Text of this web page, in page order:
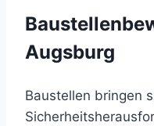
Augsburg
Baustellen bringen